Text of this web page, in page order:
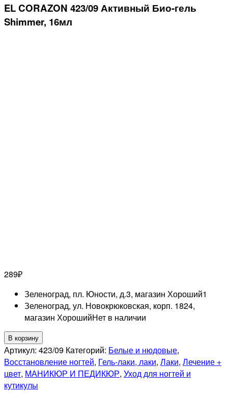
EL CORAZON 423/09 Активный Био-гель
Shimmer, 16мл
289₽
Зеленоград, пл. Юности, д.3, магазин Хороший1
Зеленоград, ул. Новокрюковская, корп. 1824,
магазин ХорошийНет в наличии
Количество
товара
EL
CORAZON
423/09
В корзину
Артикул: 423/09 Категорий: Белые и нюдовые,
Восстановление ногтей, Гель-лаки, лаки, Лаки, Лечение +
цвет, МАНИКЮР И ПЕДИКЮР, Уход для ногтей и
кутикулы